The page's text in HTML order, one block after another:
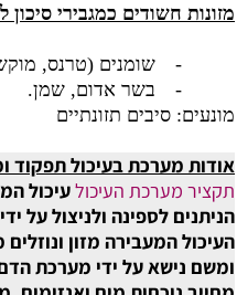
מזונות חשודים כמגבירי סיכון
-
שומנים (טרנס,
-
בשר אדום, שמן.
מונעים: סיבים תזונתיים
אודות מערכת בעיכול תפקוד
תקציר מערכת העיכולעיכול
הניתנים לספינה ולניצול על
העיכול המעבירה מזון
ומשם נישא על ידי מערכת